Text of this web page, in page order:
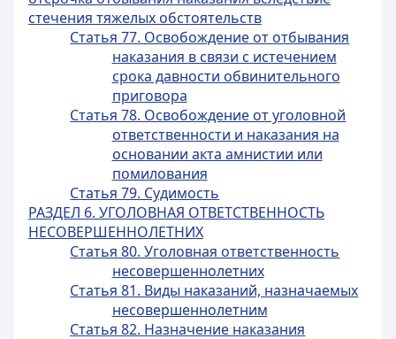
стечения тяжелых обстоятельств
Статья 77. Освобождение от отбывания
наказания в связи с истечением
срока давности обвинительного
приговора
Статья 78. Освобождение от уголовной
ответственности и наказания на
основании акта амнистии или
помилования
Статья 79. Судимость
РАЗДЕЛ 6. УГОЛОВНАЯ ОТВЕТСТВЕННОСТЬ
НЕСОВЕРШЕННОЛЕТНИХ
Статья 80. Уголовная ответственность
несовершеннолетних
Статья 81. Виды наказаний, назначаемых
несовершеннолетним
Статья 82. Назначение наказания